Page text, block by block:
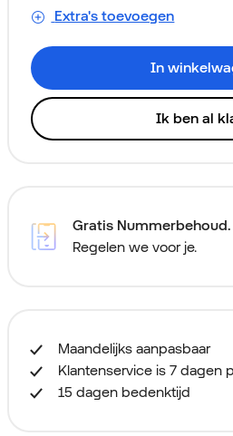
Extra's toevoegen
In
Ik ben al
Gratis Nummerbehoud.
Regelen we voor je.
Maandelijks aanpasbaar
Klantenservice is 7 dagen
15 dagen bedenktijd